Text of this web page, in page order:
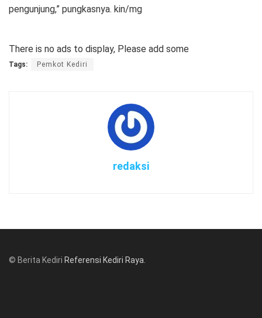
pengunjung,” pungkasnya. kin/mg
There is no ads to display, Please add some
Tags: Pemkot Kediri
redaksi
© Berita Kediri Referensi Kediri Raya